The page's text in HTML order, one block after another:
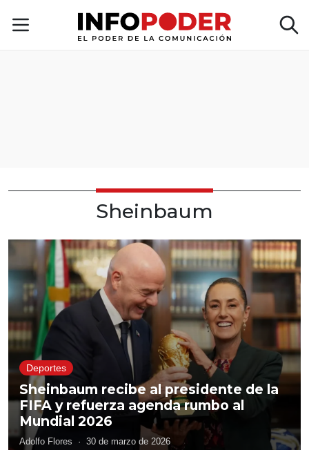
Sheinbaum
Deportes
Sheinbaum recibe al presidente de la
FIFA y refuerza agenda rumbo al
Mundial 2026
Adolfo Flores · 30 de marzo de 2026